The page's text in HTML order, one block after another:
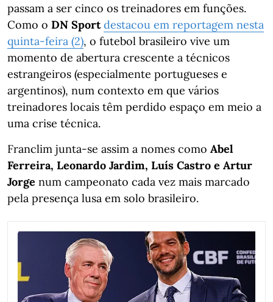
passam a ser cinco os treinadores em funções.
Como o DN Sport destacou em reportagem nesta
quinta-feira (2), o futebol brasileiro vive um
momento de abertura crescente a técnicos
estrangeiros (especialmente portugueses e
argentinos), num contexto em que vários
treinadores locais têm perdido espaço em meio a
uma crise técnica.
Franclim junta-se assim a nomes como Abel
Ferreira, Leonardo Jardim, Luís Castro e Artur
Jorge num campeonato cada vez mais marcado
pela presença lusa em solo brasileiro.